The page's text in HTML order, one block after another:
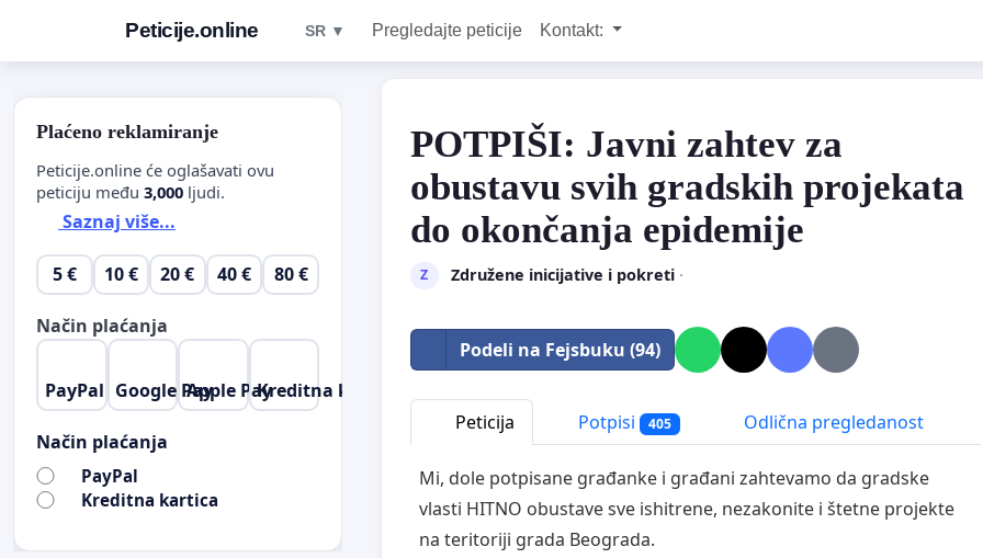
Peticije.online SR ▼ Pregledajte peticije Kontakt:
POTPIŠI: Javni zahtev za
obustavu svih gradskih projekata
do okončanja epidemije
Z Združene inicijative i pokreti·
Podeli na Fejsbuku (94)
Peticija Potpisi 405 Odlična pregledanost
Mi, dole potpisane građanke i građani zahtevamo da gradske
vlasti HITNO obustave sve ishitrene, nezakonite i štetne projekte
na teritoriji grada Beograda.
Plaćeno reklamiranje
Peticije.online će oglašavati ovu
peticiju među 3,000 ljudi.
Saznaj više...
5 € 10 € 20 € 40 € 80 €
Način plaćanja
PayPal Google PayApple PayKreditna kartica
Način plaćanja
PayPal
Kreditna kartica